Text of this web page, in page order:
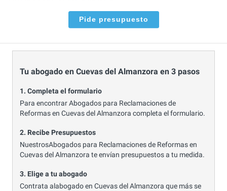
Pide presupuesto
Tu abogado en Cuevas del Almanzora en 3 pasos
1. Completa el formulario
Para encontrar Abogados para Reclamaciones de
Reformas en Cuevas del Almanzora completa el formulario.
2. Recibe Presupuestos
NuestrosAbogados para Reclamaciones de Reformas en
Cuevas del Almanzora te envían presupuestos a tu medida.
3. Elige a tu abogado
Contrata alabogado en Cuevas del Almanzora que más se